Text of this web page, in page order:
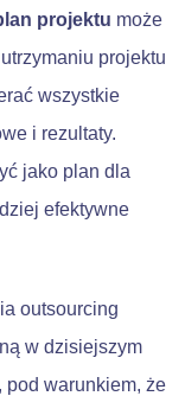
projektu może
projektu
wszystkie
i rezultaty.
jako plan dla
efektywne
outsourcing
w dzisiejszym
pod warunkiem, że